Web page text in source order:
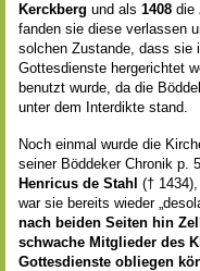
Kerckberg und als 1408 die
fanden sie diese verlassen
solchen Zustande, dass sie
Gottesdienste hergerichtet
benutzt wurde, da die
unter dem Interdikte stand.
Noch einmal wurde die
seiner Böddeker Chronik p.
Henricus de Stahl (†
war sie bereits wieder
nach beiden Seiten hin
schwache Mitglieder des
Gottesdienste obliegen